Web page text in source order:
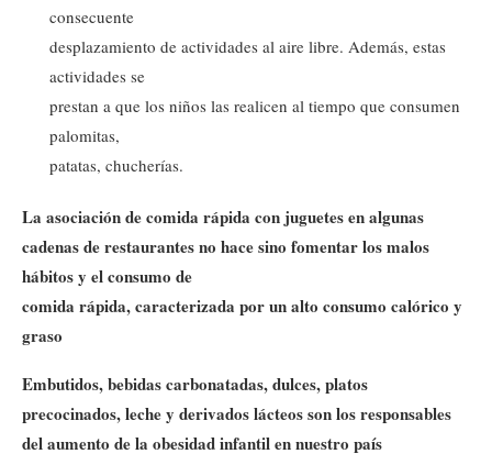
consecuente
desplazamiento de actividades al aire libre. Además, estas
actividades se
prestan a que los niños las realicen al tiempo que consumen
palomitas,
patatas, chucherías.
La asociación de comida rápida con juguetes en algunas
cadenas de restaurantes no hace sino fomentar los malos
hábitos y el consumo de
comida rápida, caracterizada por un alto consumo calórico y
graso
Embutidos, bebidas carbonatadas, dulces, platos
precocinados, leche y derivados lácteos son los responsables
del aumento de la obesidad infantil en nuestro país